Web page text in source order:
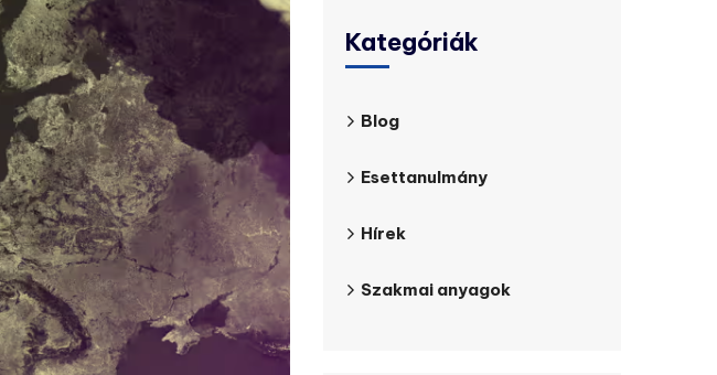
Kategóriák
Blog
Esettanulmány
Hírek
Szakmai anyagok